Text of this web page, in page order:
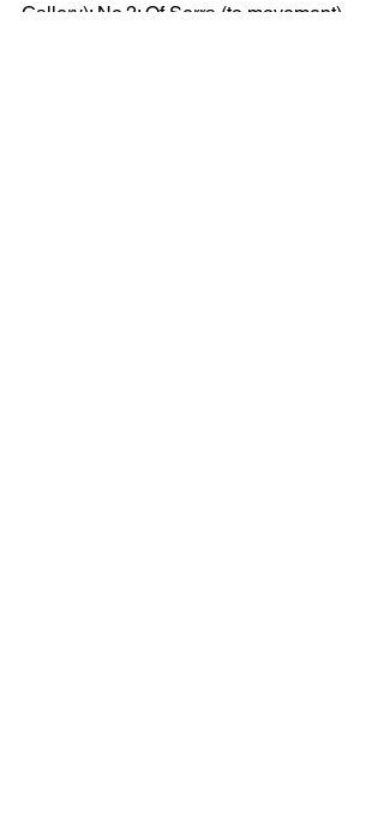
Gallery); No.2: Of Serra (to movement)